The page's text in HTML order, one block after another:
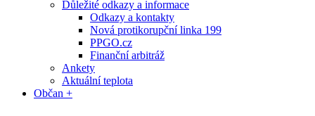
Důležité odkazy a informace
Odkazy a kontakty
Nová protikorupční linka 199
PPGO.cz
Finanční arbitráž
Ankety
Aktuální teplota
Občan +